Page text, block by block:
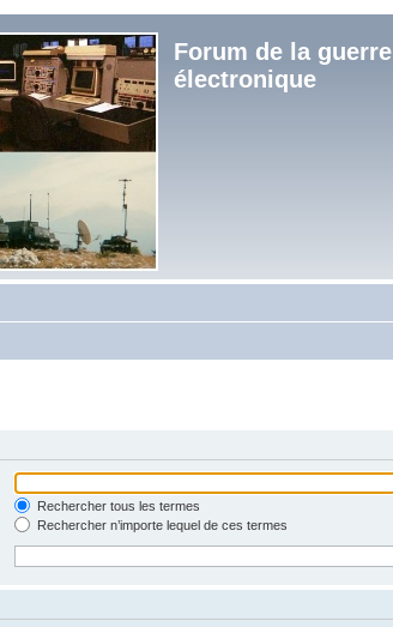
Forum de la guerre
électronique
Rechercher tous les termes
Rechercher n’importe lequel de ces termes